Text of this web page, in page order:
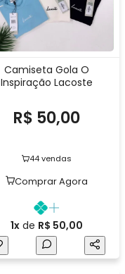
Camiseta Gola O
Inspiração Lacoste
R$ 50,00
44 vendas
Comprar Agora
1xde R$ 50,00